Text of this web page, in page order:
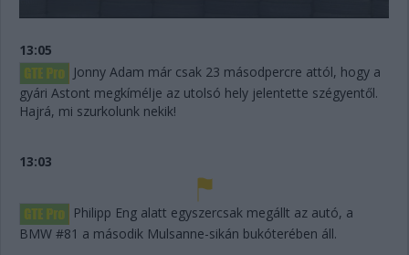
13:05
Jonny Adam már csak 23 másodpercre attól, hogy a
gyári Astont megkímélje az utolsó hely jelentette szégyentől.
Hajrá, mi szurkolunk nekik!
13:03
Philipp Eng alatt egyszercsak megállt az autó, a
BMW #81 a második Mulsanne-sikán bukóterében áll.